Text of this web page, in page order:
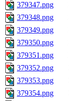
379347.png
379348.png
379349.png
379350.png
379351.png
379352.png
379353.png
379354.png